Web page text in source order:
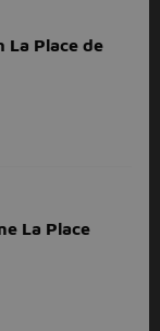
La Place de
La Place